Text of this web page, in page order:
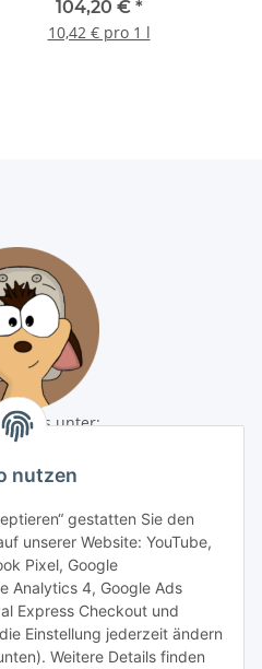
nutzen
gestatten Sie den
unserer Website: YouTube,
Pixel, Google
Analytics 4, Google Ads
Express Checkout und
Einstellung jederzeit ändern
Weitere Details finden
104,20 € *
10,42 € pro 1 l
uns unter:
66699899